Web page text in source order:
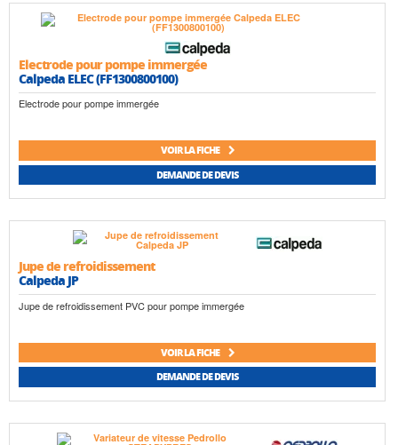
Electrode pour pompe immergée
Calpeda ELEC (FF1300800100)
Electrode pour pompe immergée
VOIR LA FICHE
DEMANDE DE DEVIS
Jupe de refroidissement
Calpeda JP
Jupe de refroidissement PVC pour pompe immergée
VOIR LA FICHE
DEMANDE DE DEVIS